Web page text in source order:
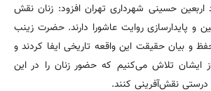
اربعین حسینی شهرداری تهران افزود: زنان نقش
و پایدارسازی روایت عاشورا دارند. حضرت زینب
بیان حقیقت این واقعه تاریخی ایفا کردند و
ایشان تلاش می‌کنیم که حضور زنان را در این
درستی نقش‌آفرینی کنند.